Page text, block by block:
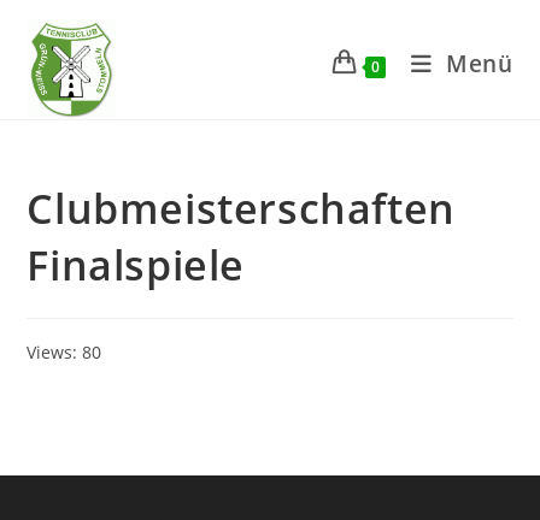
Inhalt
springen
0 Menü
Clubmeisterschaften
Finalspiele
Views: 80